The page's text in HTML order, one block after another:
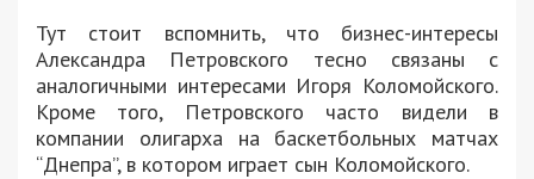
Тут стоит вспомнить, что бизнес-интересы
Александра Петровского тесно связаны с
аналогичными интересами Игоря Коломойского.
Кроме того, Петровского часто видели в
компании олигарха на баскетбольных матчах
“Днепра”, в котором играет сын Коломойского.